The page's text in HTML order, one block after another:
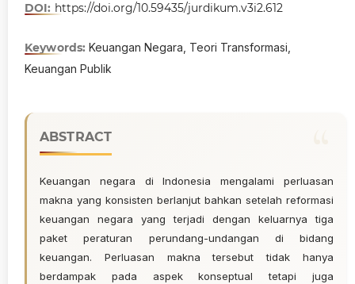
DOI: https://doi.org/10.59435/jurdikum.v3i2.612
Keywords:Keuangan Negara, Teori Transformasi,
Keuangan Publik
ABSTRACT
Keuangan negara di Indonesia mengalami perluasan
makna yang konsisten berlanjut bahkan setelah reformasi
keuangan negara yang terjadi dengan keluarnya tiga
paket peraturan perundang-undangan di bidang
keuangan. Perluasan makna tersebut tidak hanya
berdampak pada aspek konseptual tetapi juga